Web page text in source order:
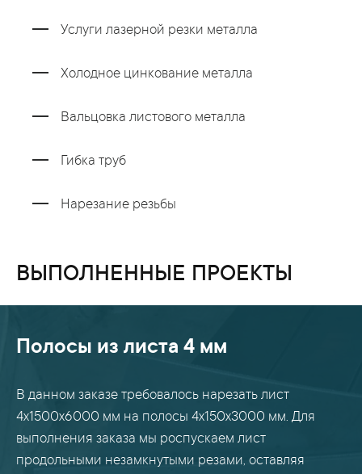
Услуги лазерной резки металла
Холодное цинкование металла
Вальцовка листового металла
Гибка труб
Нарезание резьбы
ВЫПОЛНЕННЫЕ ПРОЕКТЫ
Полосы из листа 4 мм
В данном заказе требовалось нарезать лист
4х1500х6000 мм на полосы 4х150х3000 мм. Для
выполнения заказа мы роспускаем лист
продольными незамкнутыми резами, оставляя